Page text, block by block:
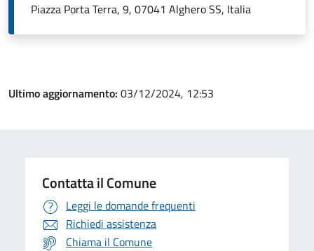
Piazza Porta Terra, 9, 07041 Alghero SS, Italia
Ultimo aggiornamento: 03/12/2024, 12:53
Contatta il Comune
Leggi le domande frequenti
Richiedi assistenza
Chiama il Comune